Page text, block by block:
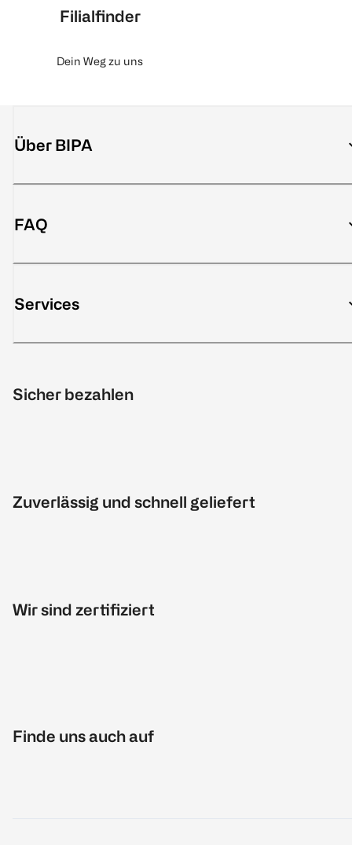
Filialfinder
Dein Weg zu uns
Über BIPA
FAQ
Services
Sicher bezahlen
Zuverlässig und schnell geliefert
Wir sind zertifiziert
Finde uns auch auf